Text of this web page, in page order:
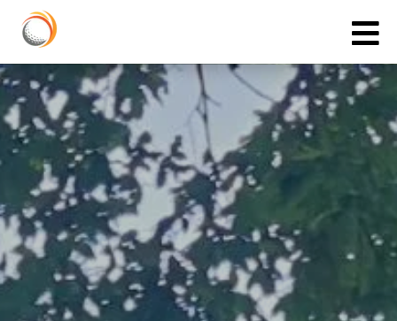
Cookies management panel